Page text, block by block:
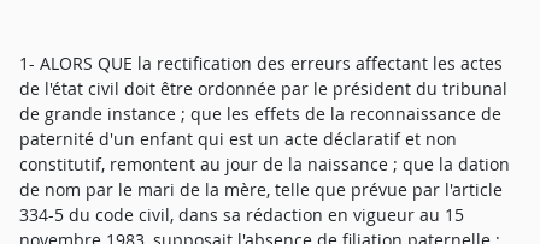
1- ALORS QUE la rectification des erreurs affectant les actes
de l'état civil doit être ordonnée par le président du tribunal
de grande instance ; que les effets de la reconnaissance de
paternité d'un enfant qui est un acte déclaratif et non
constitutif, remontent au jour de la naissance ; que la dation
de nom par le mari de la mère, telle que prévue par l'article
334-5 du code civil, dans sa rédaction en vigueur au 15